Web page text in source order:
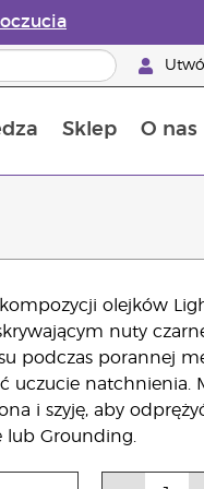
Sklep O nas
olejków
nuty
podczas porannej
uczucie natchnienia.
i szyję, aby
lub Grounding.